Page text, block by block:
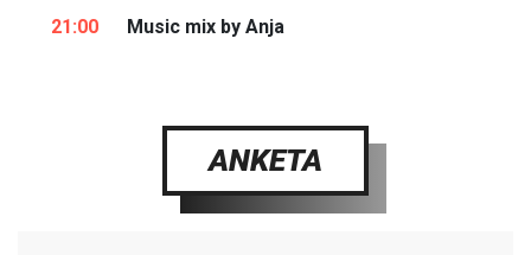
21:00 Music mix by Anja
ANKETA